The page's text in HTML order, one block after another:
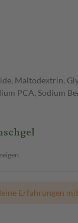
Maltodextrin,
PCA, Sodium
Erfahrungen